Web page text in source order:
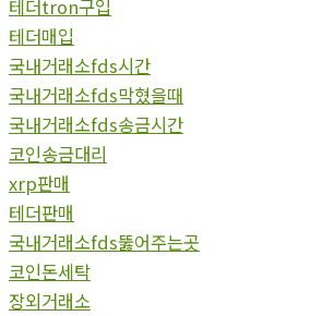
테더tron구입
테더매입
국내거래소fds시간
국내거래소fds막혔을때
국내거래소fds송금시간
코인송금대리
xrp판매
테더판매
국내거래소fds뚫어주는곳
코인돈세탁
장외거래소